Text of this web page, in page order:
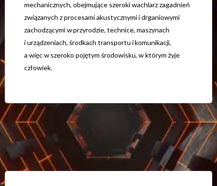
mechanicznych, obejmujące szeroki wachlarz zagadnień
związanych z procesami akustycznymi i drganiowymi
zachodzącymi w przyrodzie, technice, maszynach
i urządzeniach, środkach transportu i komunikacji,
a więc w szeroko pojętym środowisku, w którym żyje
człowiek.